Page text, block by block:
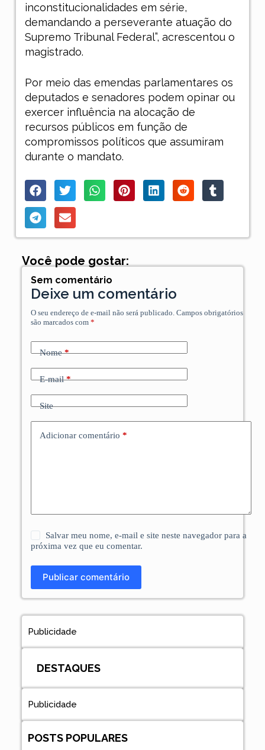
inconstitucionalidades em série,
demandando a perseverante atuação do
Supremo Tribunal Federal”, acrescentou o
magistrado.
Por meio das emendas parlamentares os
deputados e senadores podem opinar ou
exercer influência na alocação de
recursos públicos em função de
compromissos políticos que assumiram
durante o mandato.
Você pode gostar:
Sem comentário
Deixe um comentário
O seu endereço de e-mail não será publicado. Campos obrigatórios
são marcados com *
Nome*
E-mail*
Site
Adicionar comentário *
Salvar meu nome, e-mail e site neste navegador para a
próxima vez que eu comentar.
Publicar comentário
Publicidade
DESTAQUES
Publicidade
POSTS POPULARES